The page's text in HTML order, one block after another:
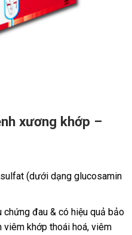
xương khớp –
(dưới dạng glucosamin
chứng đau & có hiệu quả bảo
viêm khớp thoái hoá, viêm